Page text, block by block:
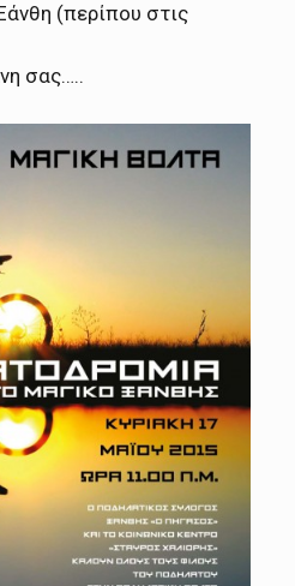
(περίπου στις
σας…..